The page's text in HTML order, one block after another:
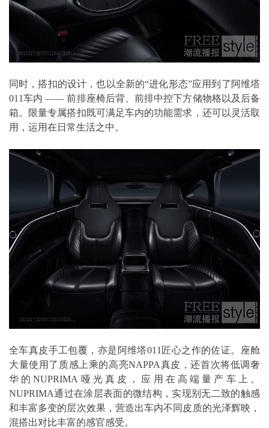
同时，搭扣的设计，也以全新的“进化形态”应用到了阿维塔
011车内 —— 前排座椅后背、前排中控下方储物格以及后备
箱。限量专属搭扣既可满足车内的功能需求，还可以灵活取
用，运用在日常生活之中。
全车真皮手工包覆，亦是阿维塔011匠心之作的佐证。座舱
大量使用了质感上乘的高亮NAPPA真皮，还首次将低调奢
华的NUPRIMA哑光真皮，应用在高端量产车上。
NUPRIMA通过在涂层表面的微结构，实现别无二致的触感
和丰富多变的层次效果，营造出车内不同皮质的光泽辉映，
混搭出对比丰富的感官感受。